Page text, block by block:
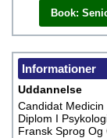
Book:
Informationer
Uddannelse
Candidat Medicin
Diplom I
Fransk Sprog Og